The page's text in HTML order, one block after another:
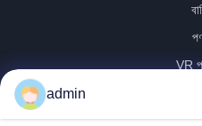
VR
admin